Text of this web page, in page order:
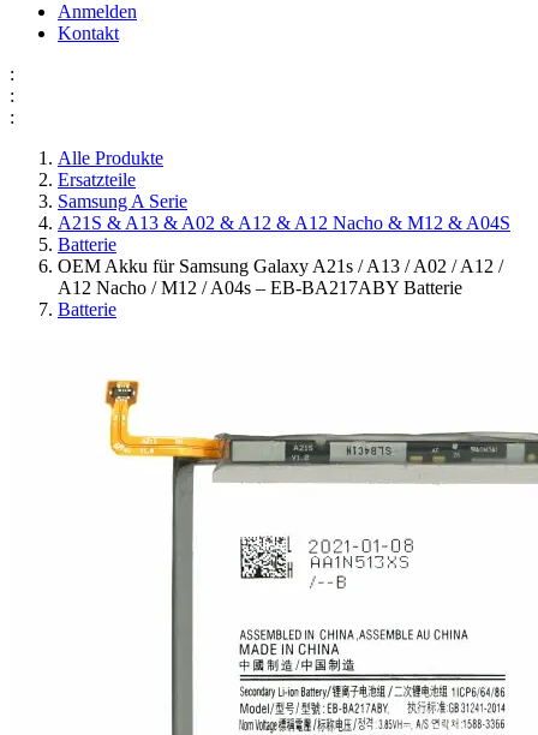
Anmelden
Kontakt
:
:
:
Alle Produkte
Ersatzteile
Samsung A Serie
A21S & A13 & A02 & A12 & A12 Nacho & M12 & A04S
Batterie
OEM Akku für Samsung Galaxy A21s / A13 / A02 / A12 /
A12 Nacho / M12 / A04s – EB-BA217ABY Batterie
Batterie